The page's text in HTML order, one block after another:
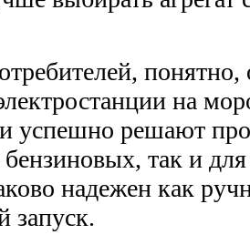
понятно,
на
успешно решают
так и
надежен как
запуск.